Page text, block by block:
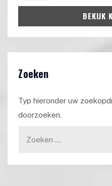
BEKIJK
Zoeken
Typ hieronder uw
doorzoeken.